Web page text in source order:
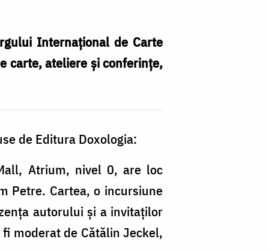
Internațional de Carte
carte, ateliere și conferințe,
de Editura Doxologia:
Atrium, nivel 0, are loc
Petre. Cartea, o incursiune
autorului și a invitaților
moderat de Cătălin Jeckel,